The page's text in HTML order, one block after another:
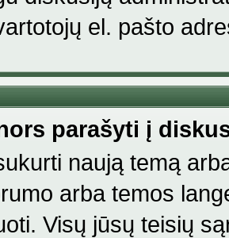
el. pašto
parašyti į
naują temą
arba temos
Visų jūsų teisių